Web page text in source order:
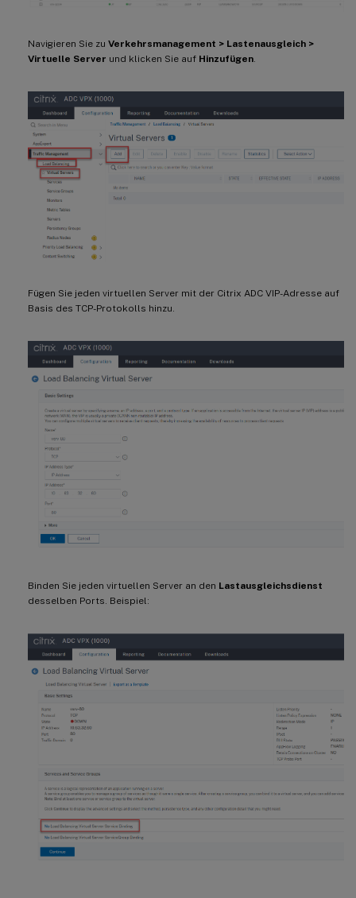
Navigieren Sie zu Verkehrsmanagement > Lastenausgleich >
Virtuelle Server und klicken Sie auf Hinzufügen
Fügen Sie jeden virtuellen Server mit der Citrix ADC VIP-Adresse auf
Basis des TCP-Protokolls hinzu.
Binden Sie jeden virtuellen Server an den Lastausgleichsdienst
desselben Ports. Beispiel: